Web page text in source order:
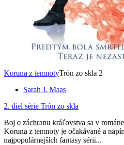
Koruna z temnotyTrón zo skla 2
Sarah J. Maas
2. diel série Trón zo skla
Boj o záchranu kráľovstva sa v
Koruna z temnoty je očakávané a
najpopulárnejších fantasy sérii...